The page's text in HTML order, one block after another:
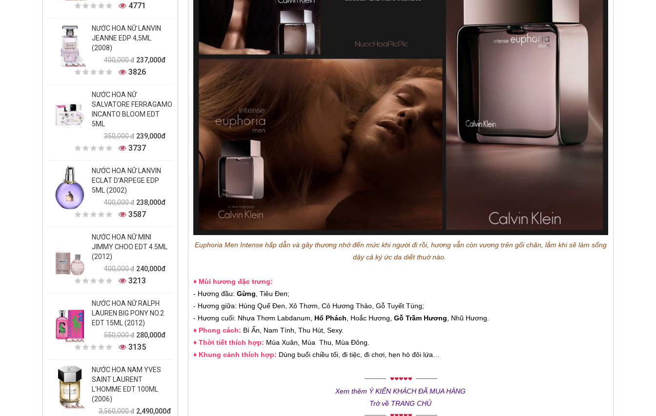
4771
NƯỚC HOA NỮ LANVIN
JEANNE EDP 4,5ML
(2008)
400,000 đ 237,000đ
3826
NƯỚC HOA NỮ
SALVATORE FERRAGAMO
INCANTO BLOOM EDT
5ML
350,000 đ 239,000đ
3737
NƯỚC HOA NỮ LANVIN
ECLAT D'ARPEGE EDP
5ML (2002)
400,000 đ 238,000đ
3587
NƯỚC HOA NỮ MINI
JIMMY CHOO EDT 4.5ML
(2012)
400,000 đ 240,000đ
3213
NƯỚC HOA NỮ RALPH
LAUREN BIG PONY NO.2
EDT 15ML (2012)
550,000 đ 280,000đ
3135
NƯỚC HOA NAM YVES
SAINT LAURENT
L'HOMME EDT 100ML
(2006)
3,560,000 đ 2,490,000đ
Euphoria Men Intense hấp dẫn và gây thương nhớ đến mức khi người đi rồi, hương vẫn còn vương trên gối chăn, lắm khi sẽ làm sống
dậy cả ký ức da diết thuở nào.
♦ Mùi hương đặc trưng:
- Hương đầu: Gừng, Tiêu Đen;
- Hương giữa: Húng Quế Đen, Xô Thơm, Cỏ Hương Thảo, Gỗ Tuyết Tùng;
- Hương cuối: Nhựa Thơm Labdanum, Hổ Phách, Hoắc Hương, Gỗ Trầm Hương, Nhũ Hương.
♦ Phong cách: Bí Ẩn, Nam Tính, Thu Hút, Sexy.
♦ Thời tiết thích hợp: Mùa Xuân, Mùa Thu, Mùa Đông.
♦ Khung cảnh thích hợp: Dùng buổi chiều tối, đi tiệc, đi chơi, hẹn hò đôi lứa…
Xem thêm Ý KIẾN KHÁCH ĐÃ MUA HÀNG
Trở về TRANG CHỦ